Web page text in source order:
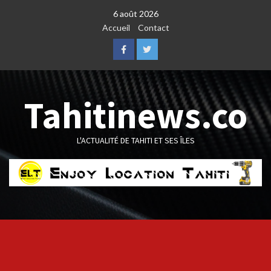
6 août 2026
Accueil
Contact
FacebookTwitter
Tahitinews.co
L'ACTUALITÉ DE TAHITI ET SES ÎLES